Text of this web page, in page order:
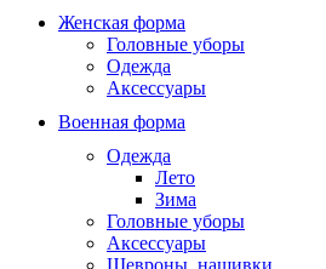
Женская форма
Головные уборы
Одежда
Аксессуары
Военная форма
Одежда
Лето
Зима
Головные уборы
Аксессуары
Шевроны, нашивки